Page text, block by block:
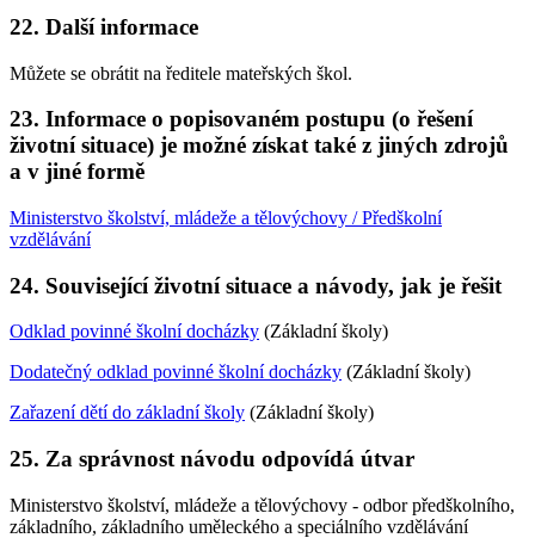
22. Další informace
Můžete se obrátit na ředitele mateřských škol.
23. Informace o popisovaném postupu (o řešení
životní situace) je možné získat také z jiných zdrojů
a v jiné formě
Ministerstvo školství, mládeže a tělovýchovy / Předškolní
vzdělávání
24. Související životní situace a návody, jak je řešit
Odklad povinné školní docházky (Základní školy)
Dodatečný odklad povinné školní docházky (Základní školy)
Zařazení dětí do základní školy (Základní školy)
25. Za správnost návodu odpovídá útvar
Ministerstvo školství, mládeže a tělovýchovy - odbor předškolního,
základního, základního uměleckého a speciálního vzdělávání